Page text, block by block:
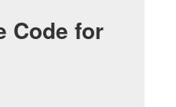
Code for